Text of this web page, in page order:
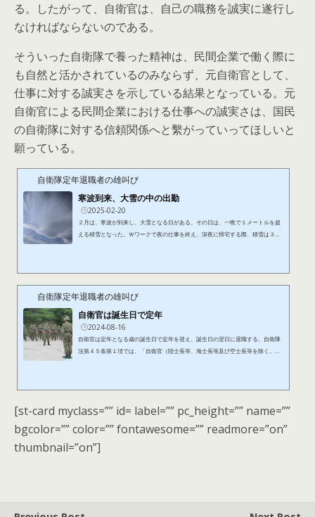
る。したがって、自衛官は、自己の職務を誠実に遂行し
なければならないのである。
そういった自衛隊で養った精神は、民間企業で働く際に
も自然と活かされているのみならず、元自衛官として、
仕事に対する誠実さを示している結果となっている。元
自衛官による民間企業における仕事への誠実さは、国民
の自衛隊に対する信頼関係へと繫がっていってほしいと
願っている。
自衛隊定年退職者の雄叫び
寒波到来、大雪の中の出勤
2025-02-20
２月は、寒波が到来し、大雪となる日がある。その日は、一晩で１メートルを超
える積雪となった。Ｗワークで夜の仕事を終え、深夜に帰宅する際、積雪は３０
を出て自分の駐車場を見てみると、昨日の深夜から数時間しか経過して...
自衛隊定年退職者の雄叫び
自衛官は誕生日で定年
2024-08-16
自衛官は定年となる歳の誕生日で定年を迎え、誕生日の翌日に退職する。自衛隊
法第４５条第１項では、「自衛官（陸士長等、海士長等及び空士長等を除く。以
は、１佐が５７歳、２佐から１曹までが５６歳、２曹及び３曹が５４歳...
[st-card myclass=”” id= label=”” pc_height=”” name=””
bgcolor=”” color=”” fontawesome=”” readmore=”on”
thumbnail=”on”]